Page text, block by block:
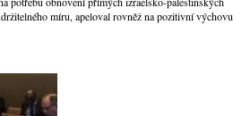
míru, apeloval rovněž na pozitivní výchovu